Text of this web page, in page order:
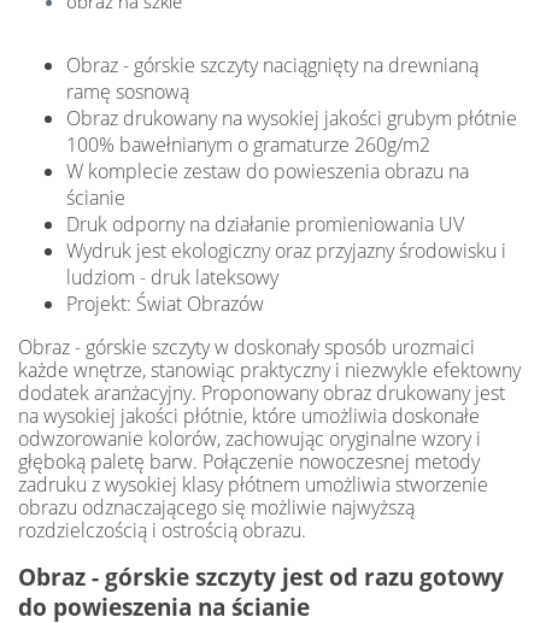
Obraz - górskie szczyty naciągnięty na drewnianą
ramę sosnową
Obraz drukowany na wysokiej jakości grubym płótnie
100% bawełnianym o gramaturze 260g/m2
W komplecie zestaw do powieszenia obrazu na
ścianie
Druk odporny na działanie promieniowania UV
Wydruk jest ekologiczny oraz przyjazny środowisku i
ludziom - druk lateksowy
Projekt: Świat Obrazów
Obraz - górskie szczyty w doskonały sposób urozmaici
każde wnętrze, stanowiąc praktyczny i niezwykle efektowny
dodatek aranżacyjny. Proponowany obraz drukowany jest
na wysokiej jakości płótnie, które umożliwia doskonałe
odwzorowanie kolorów, zachowując oryginalne wzory i
głęboką paletę barw. Połączenie nowoczesnej metody
zadruku z wysokiej klasy płótnem umożliwia stworzenie
obrazu odznaczającego się możliwie najwyższą
rozdzielczością i ostrością obrazu.
Obraz - górskie szczyty jest od razu gotowy
do powieszenia na ścianie